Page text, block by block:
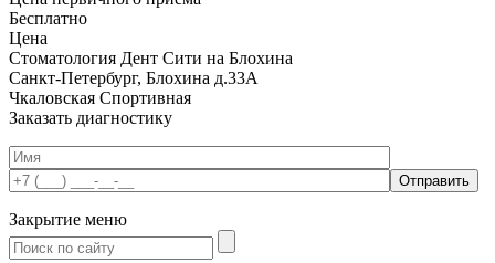
Бесплатно
Цена
Стоматология Дент Сити на Блохина
Санкт-Петербург, Блохина д.33А
Чкаловская Спортивная
Заказать диагностику
Закрытие меню